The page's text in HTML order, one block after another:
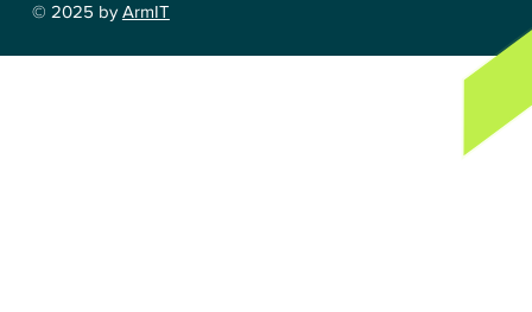
© 2025 by ArmIT